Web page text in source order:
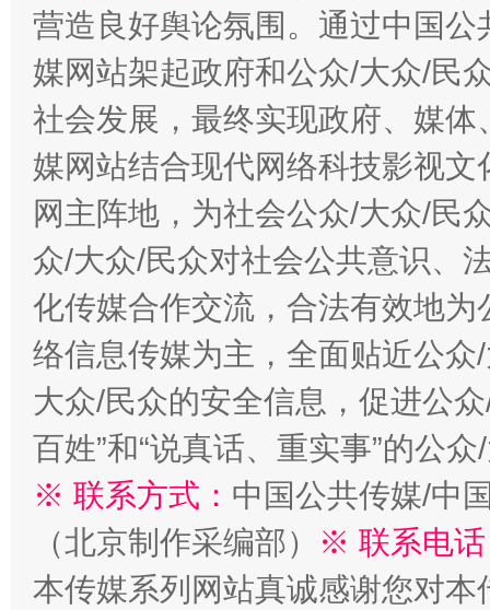
习近平的博鳌关键词
魏明亮
“刷贴”乱象丛生
生
营造良好舆论氛围。通过中国
媒网站架起政府和公众/大众/民
社会发展，最终实现政府、媒
媒网站结合现代网络科技影视
网主阵地，为社会公众/大众/民
众/大众/民众对社会公共意识、
化传媒合作交流，合法有效地
络信息传媒为主，全面贴近公
大众/民众的安全信息，促进公
百姓”和“说真话、重实事”的公
※ 联系方式： 中国公共传媒/中
（北京制作采编部）
※ 联系电
本传媒系列网站真诚感谢您对